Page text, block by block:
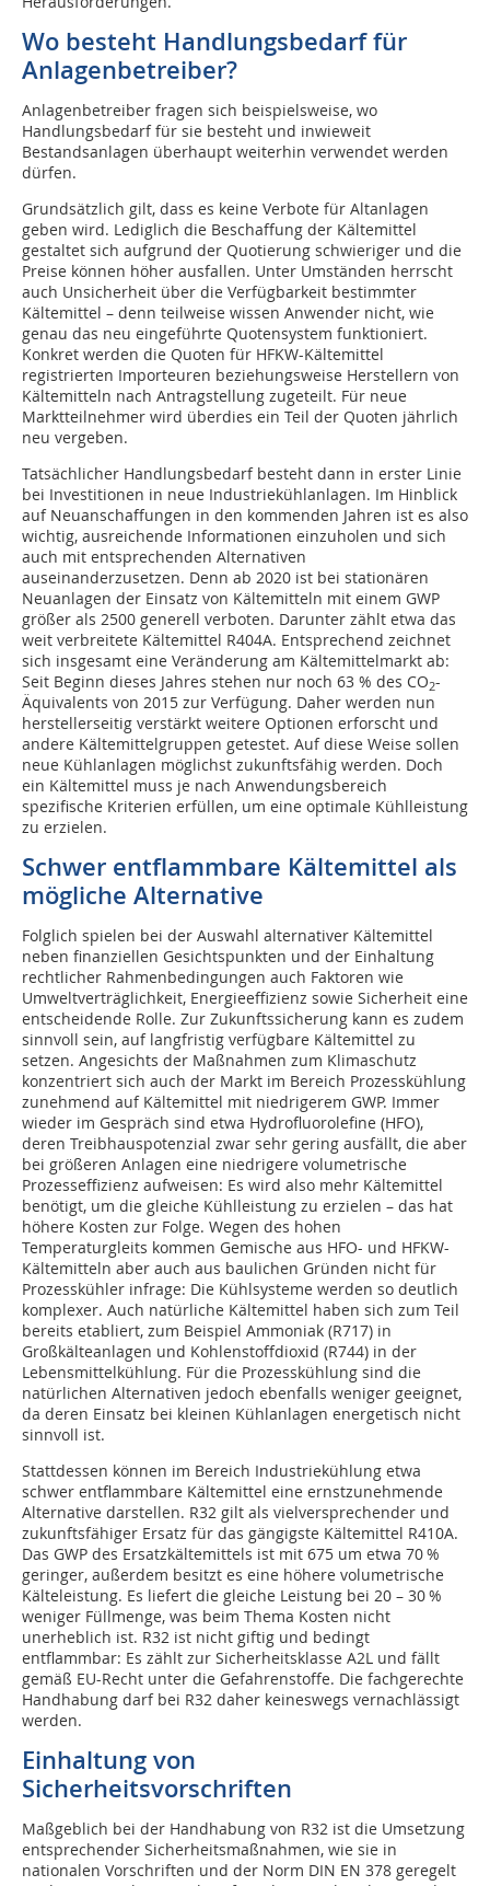
Wo besteht Handlungsbedarf für
Anlagenbetreiber?
Anlagenbetreiber fragen sich beispielsweise, wo
Handlungsbedarf für sie besteht und inwieweit
Bestandsanlagen überhaupt weiterhin verwendet werden
dürfen.
Grundsätzlich gilt, dass es keine Verbote für Altanlagen
geben wird. Lediglich die Beschaffung der Kältemittel
gestaltet sich aufgrund der Quotierung schwieriger und die
Preise können höher ausfallen. Unter Umständen herrscht
auch Unsicherheit über die Verfügbarkeit bestimmter
Kältemittel – denn teilweise wissen Anwender nicht, wie
genau das neu eingeführte Quotensystem funktioniert.
Konkret werden die Quoten für HFKW-Kältemittel
registrierten Importeuren beziehungsweise Herstellern von
Kältemitteln nach Antragstellung zugeteilt. Für neue
Marktteilnehmer wird überdies ein Teil der Quoten jährlich
neu vergeben.
Tatsächlicher Handlungsbedarf besteht dann in erster Linie
bei Investitionen in neue Industriekühlanlagen. Im Hinblick
auf Neuanschaffungen in den kommenden Jahren ist es also
wichtig, ausreichende Informationen einzuholen und sich
auch mit entsprechenden Alternativen
auseinanderzusetzen. Denn ab 2020 ist bei stationären
Neuanlagen der Einsatz von Kältemitteln mit einem GWP
größer als 2500 generell verboten. Darunter zählt etwa das
weit verbreitete Kältemittel R404A. Entsprechend zeichnet
sich insgesamt eine Veränderung am Kältemittelmarkt ab:
Seit Beginn dieses Jahres stehen nur noch 63 % des CO2-
Äquivalents von 2015 zur Verfügung. Daher werden nun
herstellerseitig verstärkt weitere Optionen erforscht und
andere Kältemittelgruppen getestet. Auf diese Weise sollen
neue Kühlanlagen möglichst zukunftsfähig werden. Doch
ein Kältemittel muss je nach Anwendungsbereich
spezifische Kriterien erfüllen, um eine optimale Kühlleistung
zu erzielen.
Schwer entflammbare Kältemittel als
mögliche Alternative
Folglich spielen bei der Auswahl alternativer Kältemittel
neben finanziellen Gesichtspunkten und der Einhaltung
rechtlicher Rahmenbedingungen auch Faktoren wie
Umweltverträglichkeit, Energieeffizienz sowie Sicherheit eine
entscheidende Rolle. Zur Zukunftssicherung kann es zudem
sinnvoll sein, auf langfristig verfügbare Kältemittel zu
setzen. Angesichts der Maßnahmen zum Klimaschutz
konzentriert sich auch der Markt im Bereich Prozesskühlung
zunehmend auf Kältemittel mit niedrigerem GWP. Immer
wieder im Gespräch sind etwa Hydrofluorolefine (HFO),
deren Treibhauspotenzial zwar sehr gering ausfällt, die aber
bei größeren Anlagen eine niedrigere volumetrische
Prozesseffizienz aufweisen: Es wird also mehr Kältemittel
benötigt, um die gleiche Kühlleistung zu erzielen – das hat
höhere Kosten zur Folge. Wegen des hohen
Temperaturgleits kommen Gemische aus HFO- und HFKW-
Kältemitteln aber auch aus baulichen Gründen nicht für
Prozesskühler infrage: Die Kühlsysteme werden so deutlich
komplexer. Auch natürliche Kältemittel haben sich zum Teil
bereits etabliert, zum Beispiel Ammoniak (R717) in
Großkälteanlagen und Kohlenstoffdioxid (R744) in der
Lebensmittelkühlung. Für die Prozesskühlung sind die
natürlichen Alternativen jedoch ebenfalls weniger geeignet,
da deren Einsatz bei kleinen Kühlanlagen energetisch nicht
sinnvoll ist.
Stattdessen können im Bereich Industriekühlung etwa
schwer entflammbare Kältemittel eine ernstzunehmende
Alternative darstellen. R32 gilt als vielversprechender und
zukunftsfähiger Ersatz für das gängigste Kältemittel R410A.
Das GWP des Ersatzkältemittels ist mit 675 um etwa 70 %
geringer, außerdem besitzt es eine höhere volumetrische
Kälteleistung. Es liefert die gleiche Leistung bei 20 – 30 %
weniger Füllmenge, was beim Thema Kosten nicht
unerheblich ist. R32 ist nicht giftig und bedingt
entflammbar: Es zählt zur Sicherheitsklasse A2L und fällt
gemäß EU-Recht unter die Gefahrenstoffe. Die fachgerechte
Handhabung darf bei R32 daher keineswegs vernachlässigt
werden.
Einhaltung von
Sicherheitsvorschriften
Maßgeblich bei der Handhabung von R32 ist die Umsetzung
entsprechender Sicherheitsmaßnahmen, wie sie in
nationalen Vorschriften und der Norm DIN EN 378 geregelt